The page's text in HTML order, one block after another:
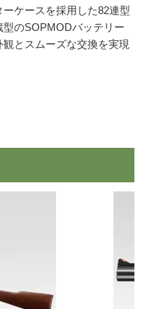
ケースを採用した82連型
のSOPMODバッテリー
とスムーズな交換を実現